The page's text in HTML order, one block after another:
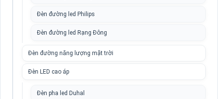
Đèn đường led Philips
Đèn đường led Rạng Đông
Đèn đường năng lượng mặt trời
Đèn LED cao áp
Đèn pha led Duhal